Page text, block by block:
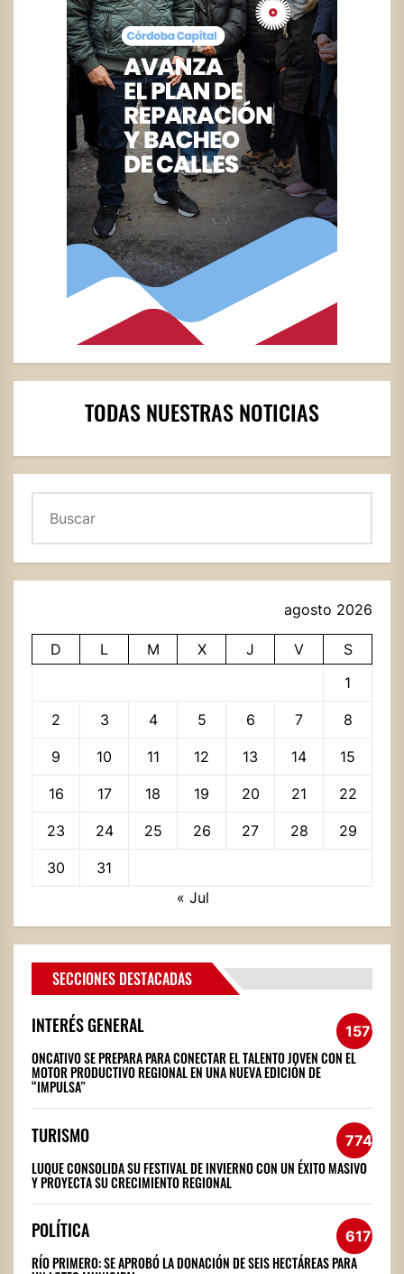
TODAS NUESTRAS NOTICIAS
agosto 2026
D L M X J V
S
1
2 3 4 5 6 7 8
9 10 11 12 13 14 15
16 17 18 19 20 21 22
23 24 25 26 27 28 29
30
31
« Jul
SECCIONES DESTACADAS
INTERÉS GENERAL 1571
ONCATIVO SE PREPARA PARA CONECTAR EL TALENTO JOVEN CON EL
MOTOR PRODUCTIVO REGIONAL EN UNA NUEVA EDICIÓN DE
“IMPULSA”
TURISMO 774
LUQUE CONSOLIDA SU FESTIVAL DE INVIERNO CON UN ÉXITO MASIVO
Y PROYECTA SU CRECIMIENTO REGIONAL
POLÍTICA 617
RÍO PRIMERO: SE APROBÓ LA DONACIÓN DE SEIS HECTÁREAS PARA